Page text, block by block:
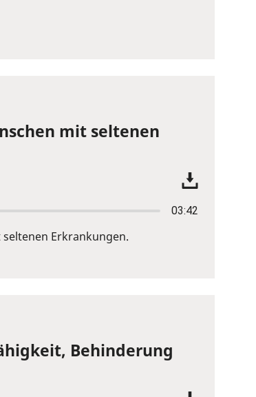
mit seltenen
03:42
Erkrankungen.
Behinderung